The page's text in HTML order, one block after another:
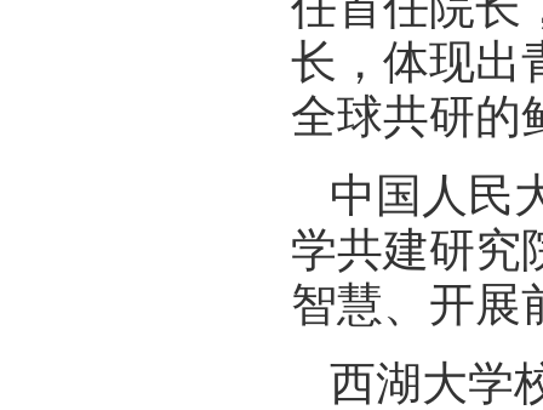
长，体现出
全球共研的
中国人民
学共建研究
智慧、开展
西湖大学